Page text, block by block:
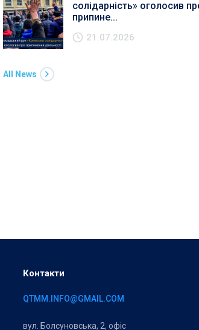
солідарність» оголосив
припине...
21.07.2026
All News
Контакти
QTMM.INFO@GMAIL.COM
вул. Болсуновська, 2, офіс